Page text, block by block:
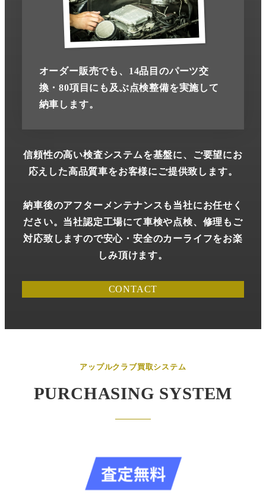
オーダー販売でも、14品目のパーツ交
換・80項目にも及ぶ点検整備を実施して
納車します。
信頼性の高い検査システムを基盤に、ご要望にお
応えした高品質車をお客様にご提供致します。
納車後のアフターメンテナンスも当社にお任せく
ださい。 当社認定工場にて車検や点検、修理もご
対応致しますので安心・安全のカーライフをお楽
しみ頂けます。
CONTACT
アップルクラブ買取システム
PURCHASING SYSTEM